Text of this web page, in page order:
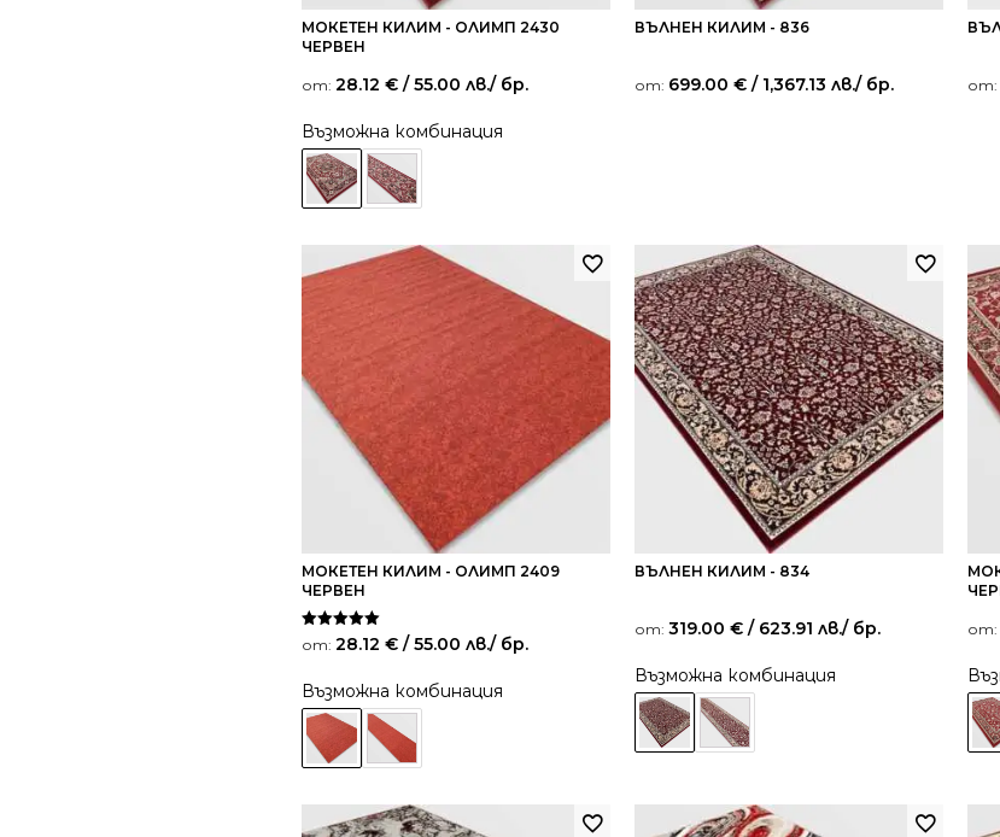
МОКЕТЕН КИЛИМ - ОЛИМП 2430
ЧЕРВЕН
от: 28.12 € / 55.00 лв./ бр.
Възможна комбинация
ВЪЛНЕН КИЛИМ - 836
от: 699.00 € / 1,367.13 лв./ бр. от:
МОКЕТЕН КИЛИМ - ОЛИМП 2409
ЧЕРВЕН
Оценено на
5.00
от: 28.12 € / 55.00 лв./ бр.
Възможна комбинация
ВЪЛНЕН КИЛИМ - 834
от: 319.00 € / 623.91 лв./ бр.
Възможна комбинация
от: